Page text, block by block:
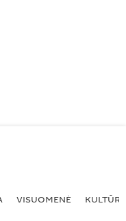
VISUOMENĖ KULTŪRA